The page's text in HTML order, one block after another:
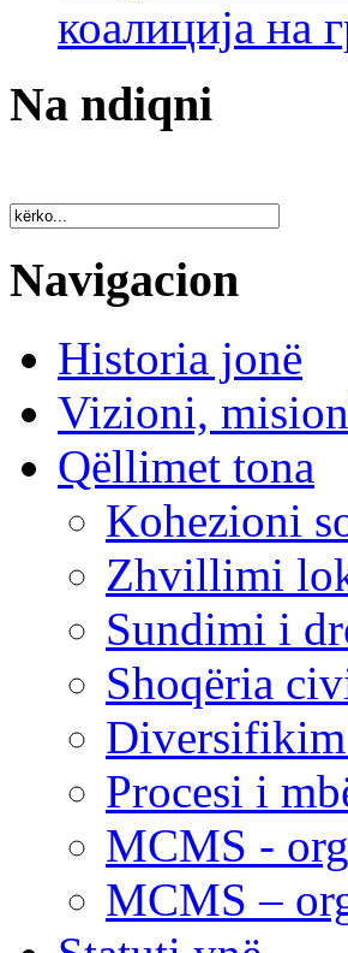
коалиција на
Na ndiqni
Navigacion
Historia jonë
Vizioni,
Qëllimet tona
Kohezioni
Zhvillimi
Sundimi i
Shoqëria
Procesi i
MCMS -
MCMS –